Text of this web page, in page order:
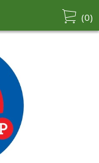
(0)